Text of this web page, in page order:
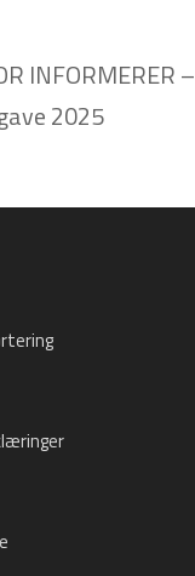
INFORMERER –
2025